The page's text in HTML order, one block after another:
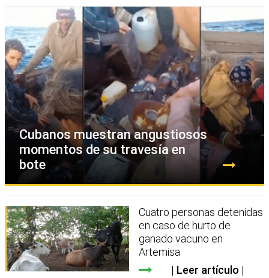
Cubanos muestran angustiosos
momentos de su travesía en
bote
Cuatro personas detenidas
en caso de hurto de
ganado vacuno en
Artemisa
Leer artículo